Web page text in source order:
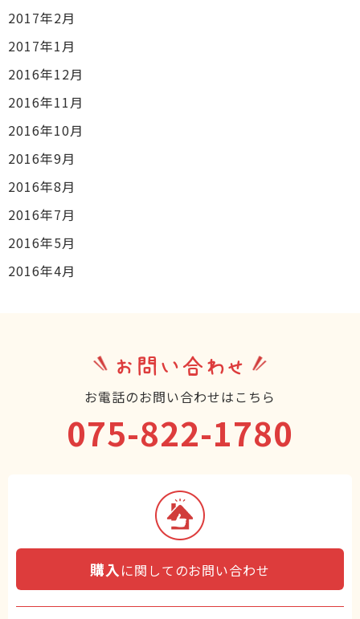
2017年2月
2017年1月
2016年12月
2016年11月
2016年10月
2016年9月
2016年8月
2016年7月
2016年5月
2016年4月
お問い合わせ
お電話のお問い合わせはこちら
075-822-1780
購入 に関してのお問い合わせ